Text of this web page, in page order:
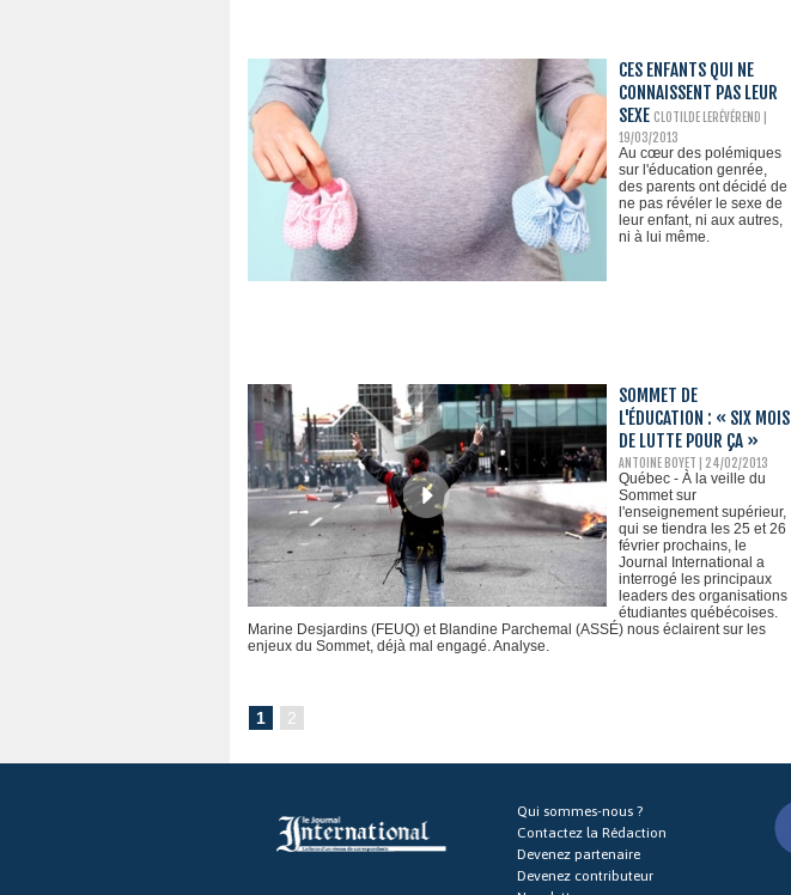
CES ENFANTS QUI NE
CONNAISSENT PAS LEUR
SEXE CLOTILDE LERÉVÉREND |
19/03/2013
Au cœur des polémiques
sur l'éducation genrée,
des parents ont décidé de
ne pas révéler le sexe de
leur enfant, ni aux autres,
ni à lui même.
SOMMET DE
L'ÉDUCATION : « SIX MOIS
DE LUTTE POUR ÇA »
ANTOINE BOYET | 24/02/2013
Québec - À la veille du
Sommet sur
l'enseignement supérieur,
qui se tiendra les 25 et 26
février prochains, le
Journal International a
interrogé les principaux
leaders des organisations
étudiantes québécoises.
Marine Desjardins (FEUQ) et Blandine Parchemal (ASSÉ) nous éclairent sur les
enjeux du Sommet, déjà mal engagé. Analyse.
1 2
Qui sommes-nous ?
Contactez la Rédaction
Devenez partenaire
Devenez contributeur